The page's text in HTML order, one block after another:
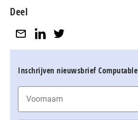
Deel
Inschrijven nieuwsbrief Computable